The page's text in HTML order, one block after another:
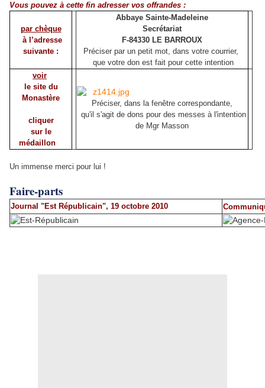
Vous pouvez à cette fin adresser vos offrandes :
par chèque
à l’adresse
suivante :
Abbaye Sainte-Madeleine
Secrétariat
F-84330 LE BARROUX
Préciser par un petit mot, dans votre courrier,
que votre don est fait pour cette intention
voir
le site du
Monastère
cliquer
sur le
médaillon
Préciser, dans la fenêtre correspondante,
qu'il s'agit de dons pour des messes à l'intention
de Mgr Masson
Un immense merci pour lui !
Faire-parts
Journal "Est Républicain", 19 octobre 2010